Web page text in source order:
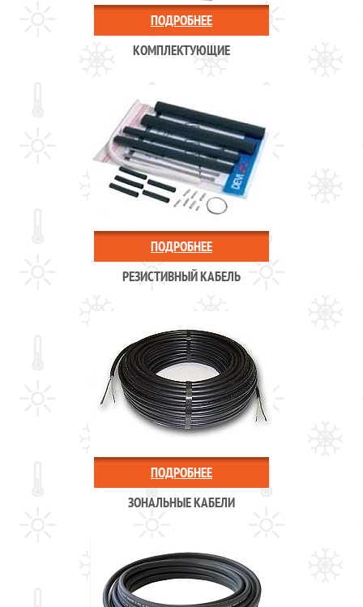
ПОДРОБНЕЕ
КОМПЛЕКТУЮЩИЕ
ПОДРОБНЕЕ
РЕЗИСТИВНЫЙ КАБЕЛЬ
ПОДРОБНЕЕ
ЗОНАЛЬНЫЕ КАБЕЛИ